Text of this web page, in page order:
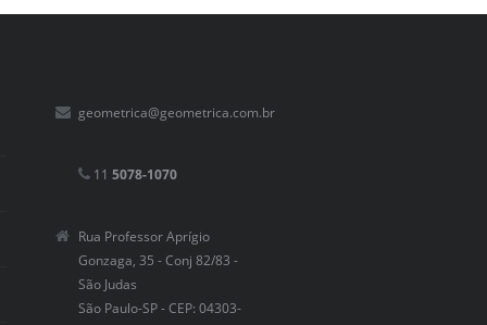
geometrica@geometrica.com.br
11 5078-1070
Rua Professor Aprígio
Gonzaga, 35 - Conj 82/83 -
São Judas
São Paulo-SP - CEP: 04303-